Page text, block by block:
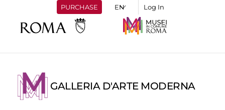
PURCHASE Log In
GALLERIA D'ARTE MODERNA